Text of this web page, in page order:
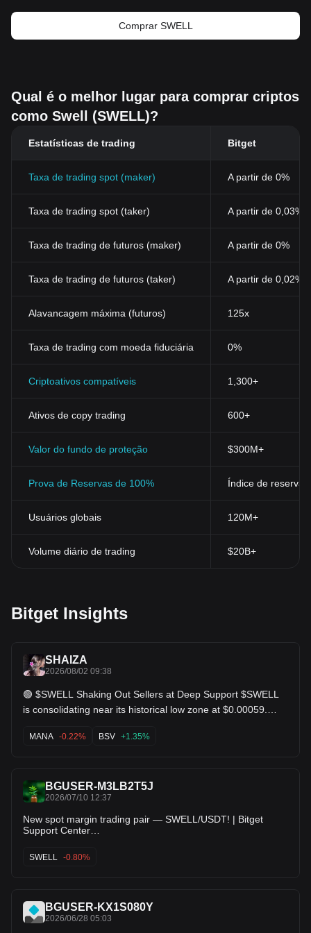
Comprar SWELL
Qual é o melhor lugar para comprar criptos
como Swell (SWELL)?
Estatísticas de trading Bitget
Taxa de trading spot (maker) A partir de 0%
Taxa de trading spot (taker) A partir de 0,03%
Taxa de trading de futuros (maker) A partir de 0%
Taxa de trading de futuros (taker) A partir de 0,02%
Alavancagem máxima (futuros) 125x
Taxa de trading com moeda fiduciária 0%
Criptoativos compatíveis 1,300+
Ativos de copy trading 600+
Valor do fundo de proteção $300M+
Prova de Reservas de 100% Índice de
Usuários globais 120M+
Volume diário de trading $20B+
Bitget Insights
SHAIZA
2026/08/02 09:38
🟢 $SWELL Shaking Out Sellers at Deep Support $SWELL
is consolidating near its historical low zone at $0.00059.
precedes an aggressive relief rally. Reclaiming $0.00072 as
support will send this flying back toward the main resistance
MANA -0.22% BSV +1.35%
BGUSER-M3LB2T5J
2026/07/10 12:37
New spot margin trading pair — SWELL/USDT! | Bitget
Support Center
appVersion=2.39.2&time=1783687010059&language=en_U
S&androidSdk=36&appTheme=standard
SWELL -0.80%
BGUSER-KX1S080Y
2026/06/28 05:03